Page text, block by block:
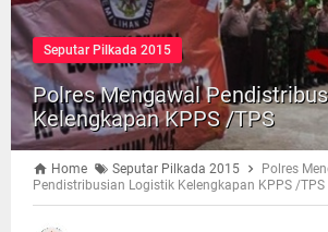
Seputar Pilkada 2015
Polres Mengawal
Kelengkapan KPPS /TPS
Home Seputar Pilkada 2015
Polres
Pendistribusian Logistik Kelengkapan KPPS /TPS